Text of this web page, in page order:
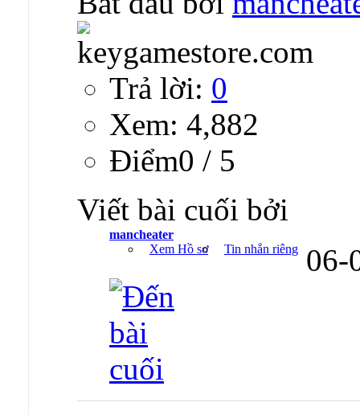
Trả lời: 0
Xem: 4,882
Ðiểm0 / 5
Viết bài cuối bởi
mancheater
Xem Hồ sơ
Tin nhắn riêng 06-